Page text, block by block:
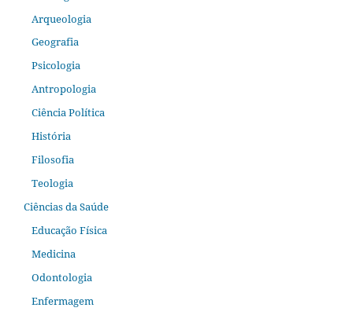
Arqueologia
Geografia
Psicologia
Antropologia
Ciência Política
História
Filosofia
Teologia
Ciências da Saúde
Educação Física
Medicina
Odontologia
Enfermagem